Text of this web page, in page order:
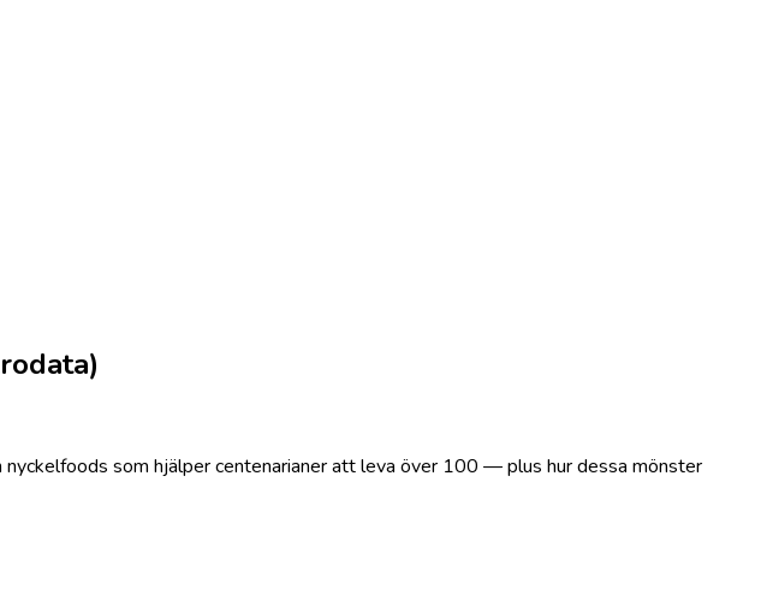
nyckelfoods som hjälper centenarianer att leva över 100 — plus hur dessa mönster